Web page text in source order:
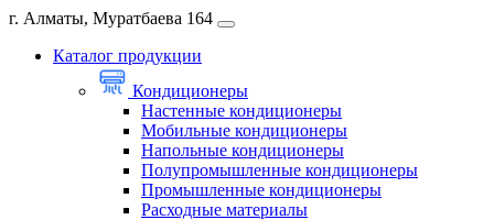
г. Алматы, Муратбаева 164
Каталог продукции
Кондиционеры
Настенные кондиционеры
Мобильные кондиционеры
Напольные кондиционеры
Полупромышленные кондиционеры
Промышленные кондиционеры
Расходные материалы